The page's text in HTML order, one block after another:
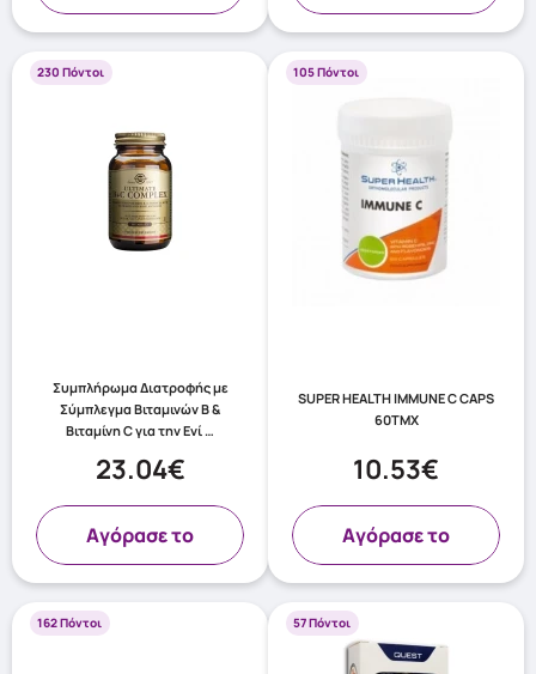
230 Πόντοι
Συμπλήρωμα Διατροφής με
Σύμπλεγμα Βιταμινών Β &
Βιταμίνη C για την Ενί …
23.04€
Aγόρασε το
105 Πόντοι
SUPER HEALTH IMMUNE C CAPS
60TMX
10.53€
Aγόρασε το
162 Πόντοι 57 Πόντοι